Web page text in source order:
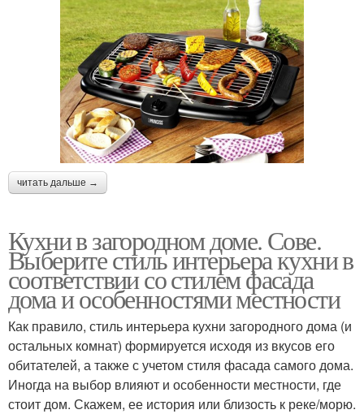
читать дальше →
Кухни в загородном доме. Сове.
Выберите стиль интерьера кухни в
соответствии со стилем фасада
дома и особенностями местности
Как правило, стиль интерьера кухни загородного дома (и
остальных комнат) формируется исходя из вкусов его
обитателей, а также с учетом стиля фасада самого дома.
Иногда на выбор влияют и особенности местности, где
стоит дом. Скажем, ее история или близость к реке/морю.